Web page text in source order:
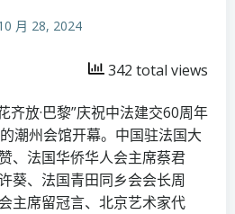
月 28, 2024
342 total views
齐放·巴黎”庆祝中法建交60周年
潮州会馆开幕。中国驻法国大
、法国华侨华人会主席蔡君
葵、法国青田同乡会会长周
主席留冠言、北京艺术家代